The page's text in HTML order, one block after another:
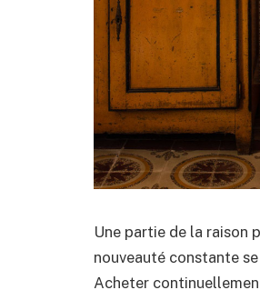
Une partie de la raison
nouveauté constante
Acheter